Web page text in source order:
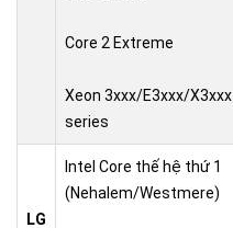
Core 2 Extreme
Xeon 3xxx/E3xxx/X3xxx
series
LG
Intel Core thế hệ thứ 1
(Nehalem/Westmere)